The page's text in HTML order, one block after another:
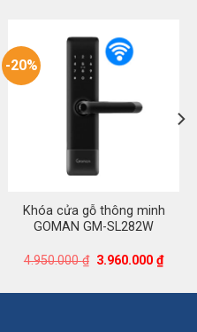
-20%
Khóa cửa gỗ thông minh
GOMAN GM-SL282W
4.950.000₫ Giá
4.950.000 ₫.
3.960.000₫Giá
hiện
là: